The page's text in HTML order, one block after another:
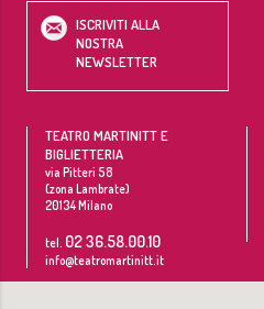
ISCRIVITI ALLA
NOSTRA
NEWSLETTER
TEATRO MARTINITT E
BIGLIETTERIA
via Pitteri 58
(zona Lambrate)
20134Milano
tel. 02 36.58.00.10
info@teatromartinitt.it